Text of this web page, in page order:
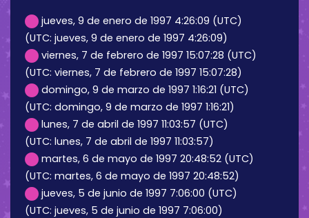
jueves, 9 de enero de 1997 4:26:09 (UTC)
(UTC: jueves, 9 de enero de 1997 4:26:09)
viernes, 7 de febrero de 1997 15:07:28 (UTC)
(UTC: viernes, 7 de febrero de 1997 15:07:28)
domingo, 9 de marzo de 1997 1:16:21 (UTC)
(UTC: domingo, 9 de marzo de 1997 1:16:21)
lunes, 7 de abril de 1997 11:03:57 (UTC)
(UTC: lunes, 7 de abril de 1997 11:03:57)
martes, 6 de mayo de 1997 20:48:52 (UTC)
(UTC: martes, 6 de mayo de 1997 20:48:52)
jueves, 5 de junio de 1997 7:06:00 (UTC)
(UTC: jueves, 5 de junio de 1997 7:06:00)